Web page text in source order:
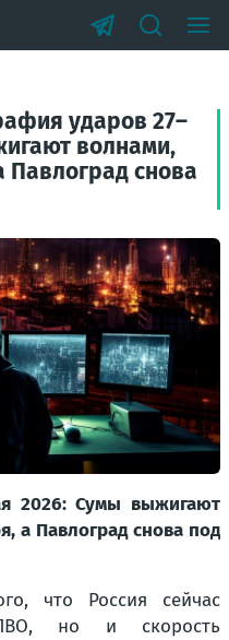
ударов 27–
волнами,
Павлоград снова
2026: Сумы выжигают
а Павлоград снова под
что Россия сейчас
но и скорость